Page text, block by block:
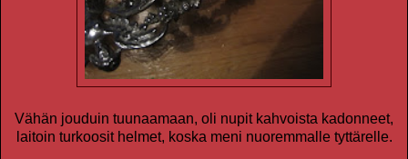
Vähän jouduin tuunaamaan, oli nupit kahvoista kadonneet,
laitoin turkoosit helmet, koska meni nuoremmalle tyttärelle.